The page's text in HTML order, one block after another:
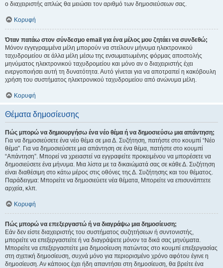
ο διαχειριστής απλώς θα μειώσει τον αριθμό των δημοσιεύσεων σας.
Κορυφή
Όταν πατάω στον σύνδεσμο email για ένα μέλος μου ζητάει να συνδεθώ;
Μόνον εγγεγραμμένα μέλη μπορούν να στείλουν μήνυμα ηλεκτρονικού
ταχυδρομείου σε άλλα μέλη μέσω της ενσωματωμένης φόρμας αποστολής
μηνύματος ηλεκτρονικού ταχυδρομείου και μόνο αν ο διαχειριστής έχει
ενεργοποιήσει αυτή τη δυνατότητα. Αυτό γίνεται για να αποτραπεί η κακόβουλη
χρήση του συστήματος ηλεκτρονικού ταχυδρομείου από ανώνυμα μέλη.
Κορυφή
Θέματα δημοσίευσης
Πώς μπορώ να δημιουργήσω ένα νέο θέμα ή να δημοσιεύσω μια απάντηση;
Για να δημοσιεύσετε ένα νέο θέμα σε μια Δ. Συζήτηση, πατήστε στο κουμπί “Νέο
θέμα”. Για να δημοσιεύσετε μια απάντηση σε ένα θέμα, πατήστε στο κουμπί
“Απάντηση”. Μπορεί να χρειαστεί να εγγραφείτε προκειμένου να μπορέσετε να
δημοσιεύσετε ένα μήνυμα. Μια λίστα με τα δικαιώματά σας σε κάθε Δ. Συζήτηση
είναι διαθέσιμη στο κάτω μέρος στις οθόνες της Δ. Συζήτησης και του θέματος.
Παράδειγμα: Μπορείτε να δημοσιεύετε νέα θέματα, Μπορείτε να επισυνάπτετε
αρχεία, κλπ.
Κορυφή
Πώς μπορώ να επεξεργαστώ ή να διαγράψω μια δημοσίευση;
Εάν δεν είστε διαχειριστής του συστήματος συζητήσεων ή συντονιστής,
μπορείτε να επεξεργαστείτε ή να διαγράψετε μόνον τα δικά σας μηνύματα.
Μπορείτε να επεξεργαστείτε μια δημοσίευση πατώντας στο κουμπί επεξεργασίας
στη σχετική δημοσίευση, συχνά μόνο για περιορισμένο χρόνο αφότου έγινε η
δημοσίευση. Αν κάποιος έχει ήδη απαντήσει στη δημοσίευση, θα βρείτε ένα